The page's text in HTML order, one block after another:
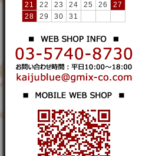
21
22 23 24 25 26
27
28
29 30 31